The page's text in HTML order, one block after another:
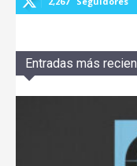
Entradas más